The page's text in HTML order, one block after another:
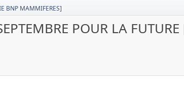
BNP MAMMIFERES]
POUR LA